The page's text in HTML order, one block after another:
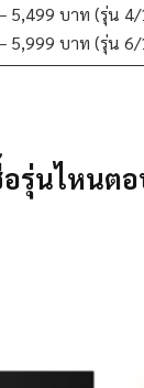
5,499 บาท (รุ่น 4/
5,999 บาท (รุ่น 6/
รุ่นไหนต